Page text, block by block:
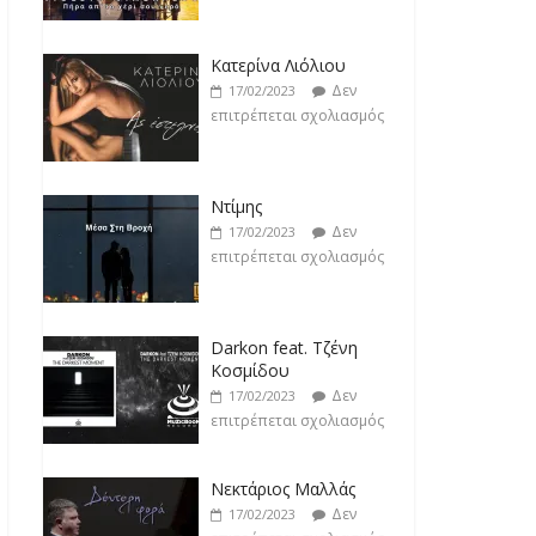
17/02/2023
Δεν
επιτρέπεται σχολιασμός
17/02/2023
επιτρέπεται σχολιασμός
Κοσμίδου
17/02/2023
επιτρέπεται σχολιασμός
17/02/2023
Δεν
επιτρέπεται σχολιασμός